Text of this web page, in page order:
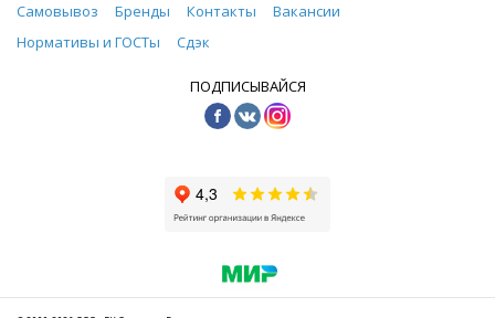
Самовывоз
Бренды Контакты
Вакансии
Нормативы и ГОСТы
Сдэк
ПОДПИСЫВАЙСЯ